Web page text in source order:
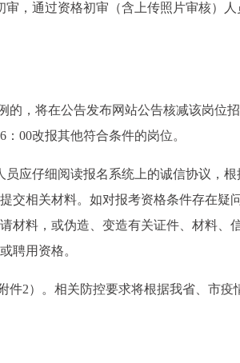
，通过资格初审（含上传照片审核）人
的，将在公告发布网站公告核减该岗位
00改报其他符合条件的岗位。
应仔细阅读报名系统上的诚信协议，根
交相关材料。如对报考资格条件存在疑
材料，或伪造、变造有关证件、材料、
聘用资格。
件2）。相关防控要求将根据我省、市疫